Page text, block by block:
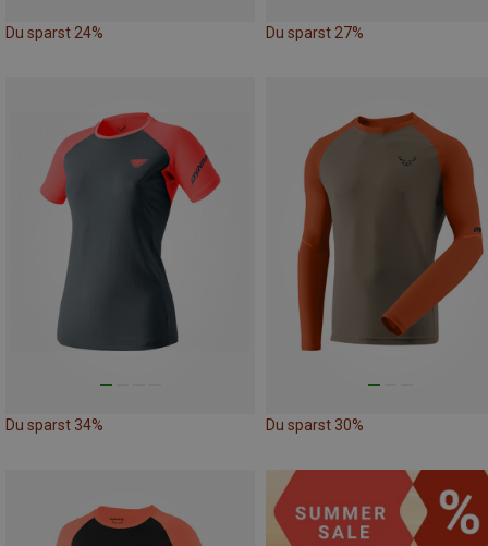
Du sparst 24% Du sparst 27%
Du sparst 34% Du sparst 30%